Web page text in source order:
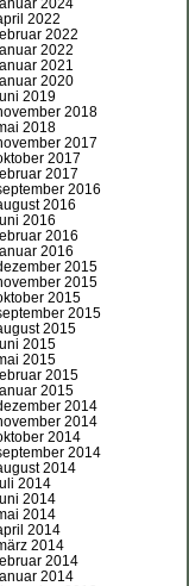
januar 2024
2022
2022
2022
2021
2020
2019
2018
2018
2017
2017
2017
2016
2016
2016
2016
2016
2015
2015
2015
2015
2015
2015
2015
2015
2015
2014
2014
2014
2014
2014
2014
2014
2014
2014
2014
2014
2014